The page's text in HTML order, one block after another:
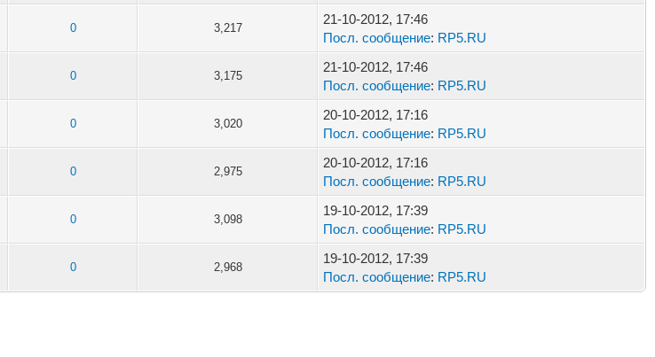
0 3,217
21-10-2012, 17:46
Посл. сообщение: RP5.RU
0 3,175
21-10-2012, 17:46
Посл. сообщение: RP5.RU
0 3,020
20-10-2012, 17:16
Посл. сообщение: RP5.RU
0 2,975
20-10-2012, 17:16
Посл. сообщение: RP5.RU
0 3,098
19-10-2012, 17:39
Посл. сообщение: RP5.RU
0 2,968
19-10-2012, 17:39
Посл. сообщение: RP5.RU